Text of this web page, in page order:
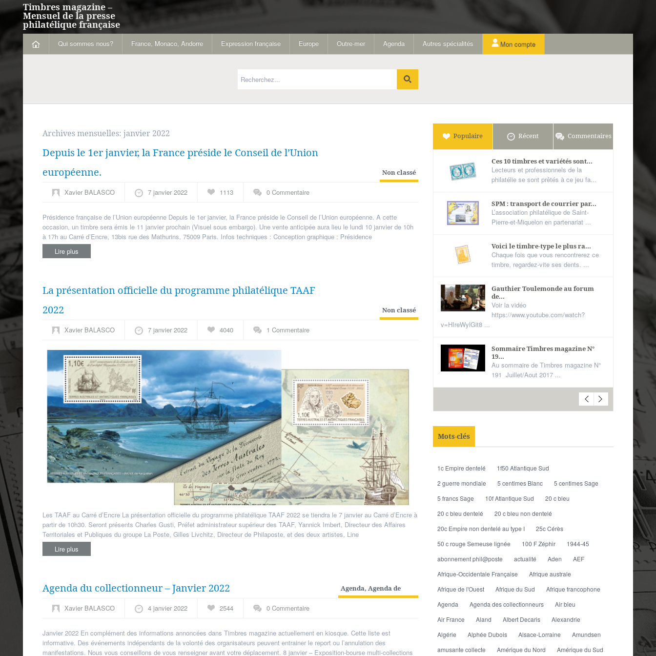
Timbres magazine –
Mensuel de la presse
philatélique française
Qui sommes nous? France, Monaco, Andorre Expression française Europe Outre-mer Agenda Autres spécialités Mon compte
Archives mensuelles: janvier 2022
Depuis le 1er janvier, la France préside le Conseil de l’Union
européenne.
Non classé
Xavier BALASCO 7 janvier 2022 1113 0 Commentaire
Présidence française de l’Union européenne Depuis le 1er janvier, la France préside le Conseil de l’Union européenne. A cette
occasion, un timbre sera émis le 11 janvier prochain (Visuel sous embargo). Une vente anticipée aura lieu le lundi 10 janvier de 10h
à 17h au Carré d’Encre, 13bis rue des Mathurins, 75009 Paris. Infos techniques : Conception graphique : Présidence
Lire plus
La présentation officielle du programme philatélique TAAF
2022
Non classé
Xavier BALASCO 7 janvier 2022 4040 1 Commentaire
Les TAAF au Carré d’Encre La présentation officielle du programme philatélique TAAF 2022 se tiendra le 7 janvier au Carré d’Encre à
partir de 10h30. Seront présents Charles Gusti, Préfet administrateur supérieur des TAAF, Yannick Imbert, Directeur des Affaires
Territoriales et Publiques du groupe La Poste, Gilles Livchitz, Directeur de Philaposte, et des deux artistes, Line
Lire plus
Agenda du collectionneur – Janvier 2022 Agenda, Agenda de
Xavier BALASCO 4 janvier 2022 2544 0 Commentaire
Janvier 2022 En complément des informations annoncées dans Timbres magazine actuellement en kiosque. Cette liste est
informative. Des événements indépendants de la volonté des organisateurs peuvent entrainer le report ou l’annulation des
manifestations. Nous vous conseillons de vous renseigner avant votre déplacement. 8 janvier – Exposition-bourse multi-collections
Populaire Récent Commentaires
Ces 10 timbres et variétés sont...
Lecteurs et professionnels de la
philatélie se sont prêtés à ce jeu fa...
SPM : transport de courrier par...
L’association philatélique de Saint-
Pierre-et-Miquelon en partenariat ...
Voici le timbre-type le plus ra...
Chaque fois que vous rencontrerez ce
timbre, regardez-vite ses dents. ...
Gauthier Toulemonde au forum
de...
Voir la vidéo
https://www.youtube.com/watch?
v=HIreWylGit8 ...
Sommaire Timbres magazine N°
19...
Au sommaire de Timbres magazine N°
191 Juillet/Aout 2017 ...
Mots-clés
1c Empire dentelé
1f50 Atlantique Sud
2 guerre mondiale
5 centimes Blanc
5 centimes Sage
5 francs Sage
10f Atlantique Sud
20 c bleu
20 c bleu dentelé
20 c bleu non dentelé
20c Empire non dentelé au type I
25c Cérès
50 c rouge Semeuse lignée
100 F Zéphir
1944-45
abonnement phil@poste
actualité Aden
AEF
Afrique-Occidentale Française
Afrique australe
Afrique de l'Ouest
Afrique du Sud
Afrique francophone
Agenda
Agenda des collectionneurs
Air bleu
Air France
Aland Albert Decaris
Alexandrie
Algérie
Alphée Dubois Alsace-Lorraine
Amundsen
amusante collecte
Amérique du Nord
Amérique du Sud